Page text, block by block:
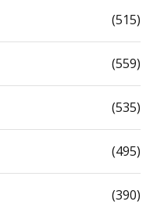
(515)
(559)
(535)
(495)
(390)